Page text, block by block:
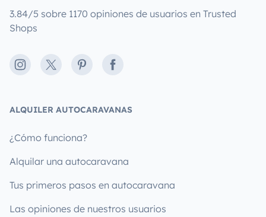
3.84/5 sobre 1170 opiniones de usuarios en Trusted
Shops
Instagram
X PinterestFacebook
ALQUILER AUTOCARAVANAS
¿Cómo funciona?
Alquilar una autocaravana
Tus primeros pasos en autocaravana
Las opiniones de nuestros usuarios